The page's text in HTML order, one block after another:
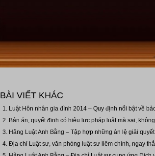
BÀI VIẾT KHÁC
Luật Hôn nhân gia đình 2014 – Quy định nổi bật về
Bản án, quyết định có hiệu lực pháp luật mà sai,
Hãng Luật Anh Bằng – Tập hợp những án lệ giải
Địa chỉ Luật sư, văn phòng luật sư liêm chính, ngay